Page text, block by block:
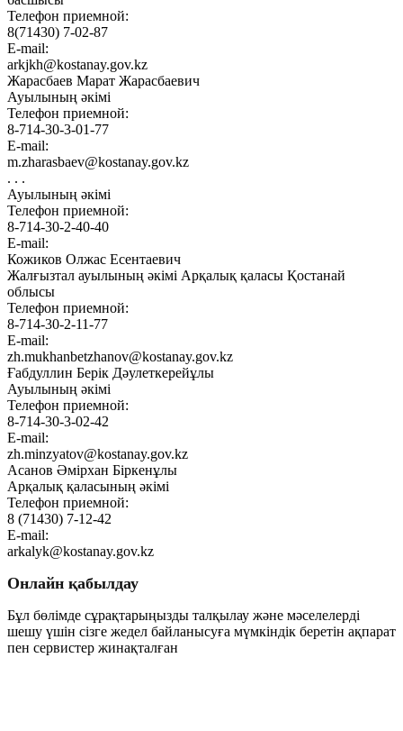
Телефон приемной:
8(71430) 7-02-87
E-mail:
arkjkh@kostanay.gov.kz
Жарасбаев Марат Жарасбаевич
Ауылының әкімі
Телефон приемной:
8-714-30-3-01-77
E-mail:
m.zharasbaev@kostanay.gov.kz
. . .
Ауылының әкімі
Телефон приемной:
8-714-30-2-40-40
E-mail:
Кожиков Олжас Есентаевич
Жалғызтал ауылының әкімі Арқалық қаласы Қостанай
облысы
Телефон приемной:
8-714-30-2-11-77
E-mail:
zh.mukhanbetzhanov@kostanay.gov.kz
Ғабдуллин Берік Дәулеткерейұлы
Ауылының әкімі
Телефон приемной:
8-714-30-3-02-42
E-mail:
zh.minzyatov@kostanay.gov.kz
Асанов Әмірхан Біркенұлы
Арқалық қаласының әкімі
Телефон приемной:
8 (71430) 7-12-42
E-mail:
arkalyk@kostanay.gov.kz
Онлайн қабылдау
Бұл бөлімде сұрақтарыңызды талқылау және мәселелерді
шешу үшін сізге жедел байланысуға мүмкіндік беретін ақпарат
пен сервистер жинақталған